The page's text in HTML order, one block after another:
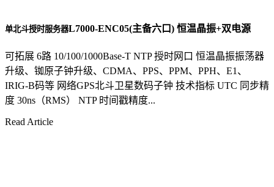
单北斗授时服务器L7000-ENC05(主备六口) 恒温晶振+双电源
可拓展 6路 10/100/1000Base-T NTP 授时网口 恒温晶振振荡器
升级、铷原子钟升级、CDMA、PPS、PPM、PPH、E1、
IRIG-B码等 网络GPS北斗卫星数码子钟 技术指标 UTC 同步精
度 30ns（RMS） NTP 时间戳精度...
Read Article